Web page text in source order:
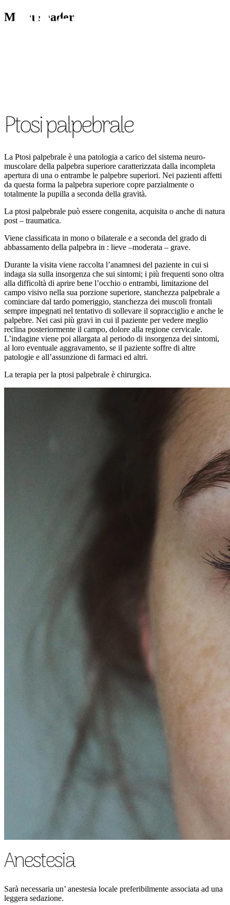
Menu header
Ptosi palpebrale
La Ptosi palpebrale è una patologia a carico del sistema neuro-
muscolare della palpebra superiore caratterizzata dalla incompleta
apertura di una o entrambe le palpebre superiori. Nei pazienti affetti
da questa forma la palpebra superiore copre parzialmente o
totalmente la pupilla a seconda della gravità.
La ptosi palpebrale può essere congenita, acquisita o anche di natura
post – traumatica.
Viene classificata in mono o bilaterale e a seconda del grado di
abbassamento della palpebra in : lieve –moderata – grave.
Durante la visita viene raccolta l’anamnesi del paziente in cui si
indaga sia sulla insorgenza che sui sintomi; i più frequenti sono oltra
alla difficoltà di aprire bene l’occhio o entrambi, limitazione del
campo visivo nella sua porzione superiore, stanchezza palpebrale a
cominciare dal tardo pomeriggio, stanchezza dei muscoli frontali
sempre impegnati nel tentativo di sollevare il sopracciglio e anche le
palpebre. Nei casi più gravi in cui il paziente per vedere meglio
reclina posteriormente il campo, dolore alla regione cervicale.
L’indagine viene poi allargata al periodo di insorgenza dei sintomi,
al loro eventuale aggravamento, se il paziente soffre di altre
patologie e all’assunzione di farmaci ed altri.
La terapia per la ptosi palpebrale è chirurgica.
Anestesia
Sarà necessaria un’ anestesia locale preferibilmente associata ad una
leggera sedazione.